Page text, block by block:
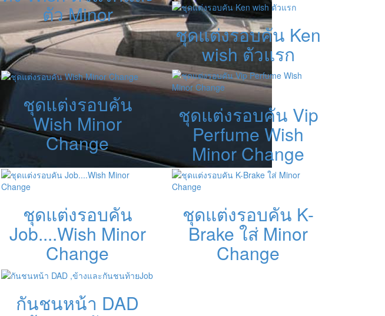
ตัว Minor
ชุดแต่งรอบคัน Ken
wish ตัวแรก
ชุดแต่งรอบคัน
Wish Minor
Change
ชุดแต่งรอบคัน Vip
Perfume Wish
Minor Change
ชุดแต่งรอบคัน
Job....Wish Minor
Change
ชุดแต่งรอบคัน K-
Brake ใส่ Minor
Change
กันชนหน้า DAD